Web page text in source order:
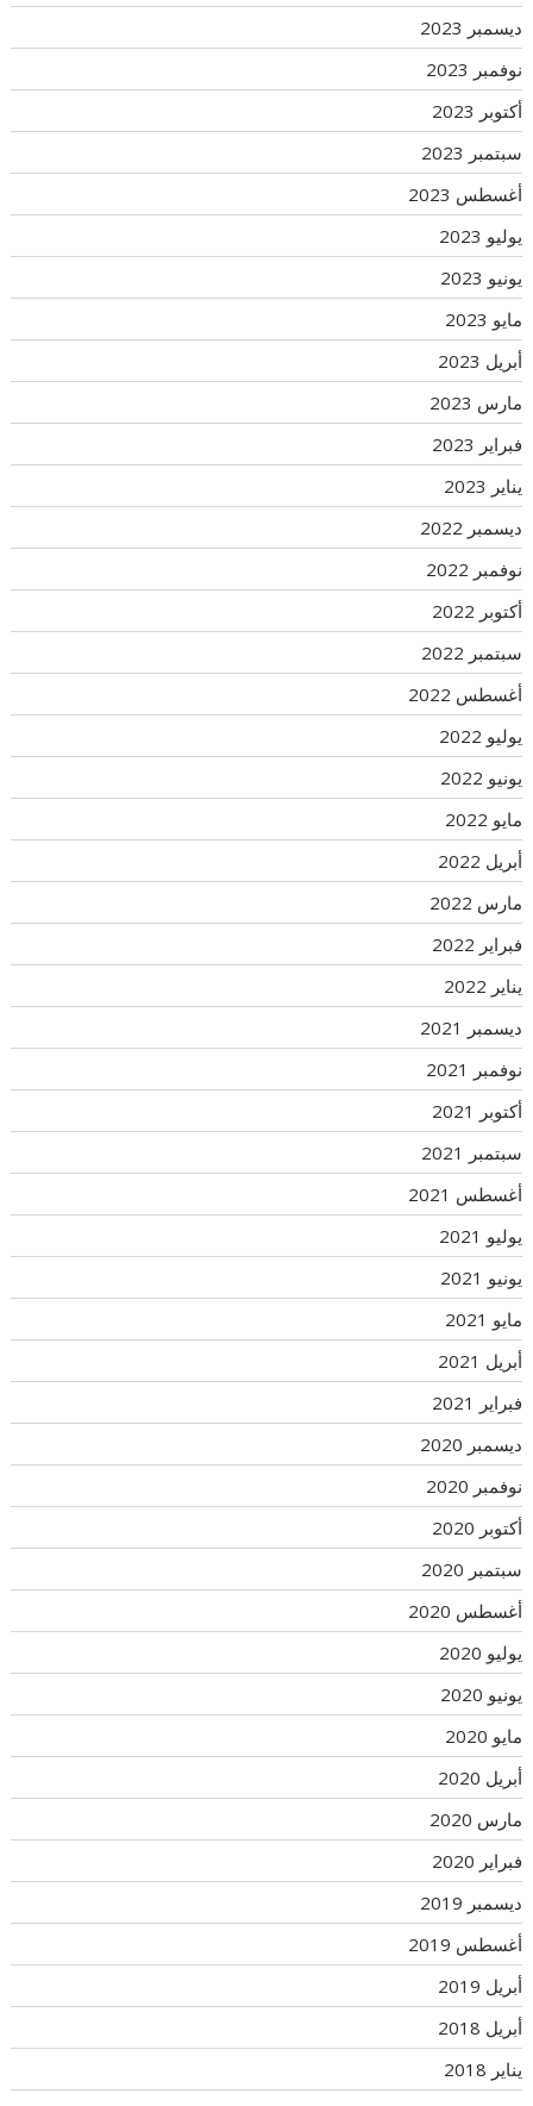
ديسمبر 2023
نوفمبر 2023
أكتوبر 2023
سبتمبر 2023
أغسطس 2023
يوليو 2023
يونيو 2023
مايو 2023
أبريل 2023
مارس 2023
فبراير 2023
يناير 2023
ديسمبر 2022
نوفمبر 2022
أكتوبر 2022
سبتمبر 2022
أغسطس 2022
يوليو 2022
يونيو 2022
مايو 2022
أبريل 2022
مارس 2022
فبراير 2022
يناير 2022
ديسمبر 2021
نوفمبر 2021
أكتوبر 2021
سبتمبر 2021
أغسطس 2021
يوليو 2021
يونيو 2021
مايو 2021
أبريل 2021
فبراير 2021
ديسمبر 2020
نوفمبر 2020
أكتوبر 2020
سبتمبر 2020
أغسطس 2020
يوليو 2020
يونيو 2020
مايو 2020
أبريل 2020
مارس 2020
فبراير 2020
ديسمبر 2019
أغسطس 2019
أبريل 2019
أبريل 2018
يناير 2018